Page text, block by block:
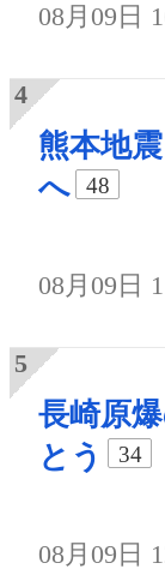
08月09日
熊本地
へ
48
08月09日
長崎原
とう
34
08月09日